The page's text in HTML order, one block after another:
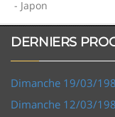
- Japon
DERNIERS
Dimanche 19/03/
Dimanche 12/03/